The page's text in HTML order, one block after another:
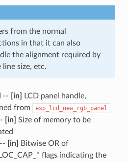
from the normal
in that it can also
the alignment required by
line size, etc.
-- [in]
LCD panel handle,
from
esp_lcd_new_rgb_panel
[in] Size of memory to be
[in]
Bitwise OR of
flags indicating the